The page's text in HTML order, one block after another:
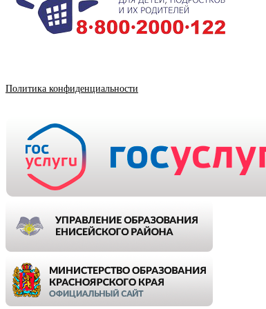
Политика конфиденциальности